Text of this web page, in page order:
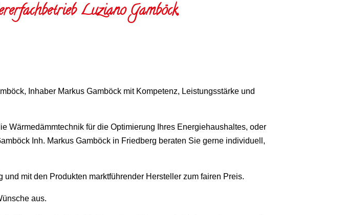
Luziano Gamböck,
Inhaber Markus Gamböck mit Kompetenz, Leistungsstärke und
Wärmedämmtechnik für die Optimierung Ihres Energiehaushaltes, oder
Inh. Markus Gamböck in Friedberg beraten Sie gerne individuell,
mit den Produkten marktführender Hersteller zum fairen Preis.
aus.